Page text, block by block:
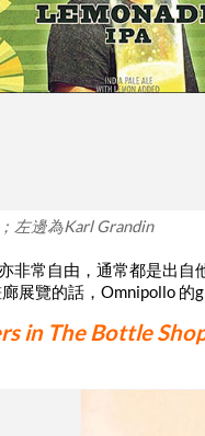
左邊為Karl Grandin
非常自由，通常都是出自
展覽的話，Omnipollo 的
in The Bottle